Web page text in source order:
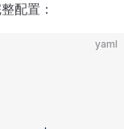
配置：
yaml